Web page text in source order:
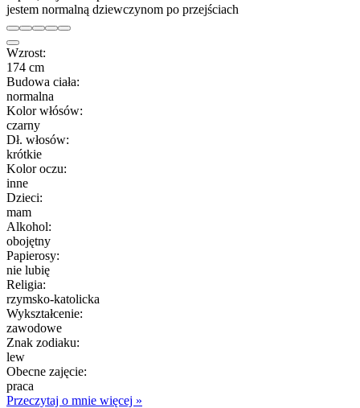
jestem normalną dziewczynom po przejściach
Wzrost:
174 cm
Budowa ciała:
normalna
Kolor włósów:
czarny
Dł. włosów:
krótkie
Kolor oczu:
inne
Dzieci:
mam
Alkohol:
obojętny
Papierosy:
nie lubię
Religia:
rzymsko-katolicka
Wykształcenie:
zawodowe
Znak zodiaku:
lew
Obecne zajęcie:
praca
Przeczytaj o mnie więcej »